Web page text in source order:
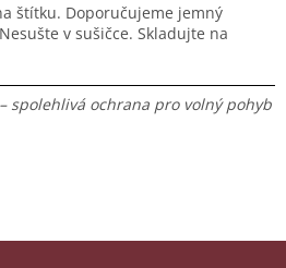
štítku. Doporučujeme jemný
v sušičce. Skladujte na
spolehlivá ochrana pro volný pohyb